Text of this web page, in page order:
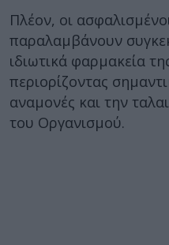
Πλέον, οι
παραλαμβάνουν
ιδιωτικά φαρμακεία
περιορίζοντας
αναμονές και την
του Οργανισμού.